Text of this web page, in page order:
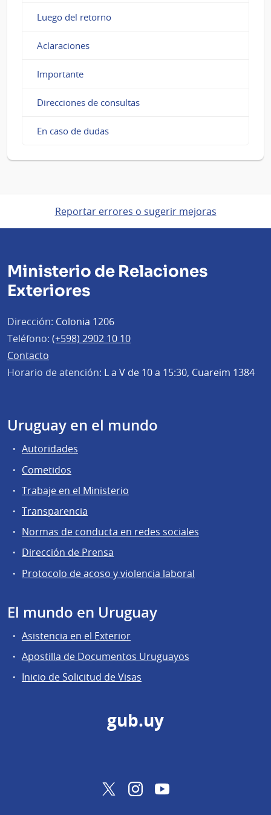
Luego del retorno
Aclaraciones
Importante
Direcciones de consultas
En caso de dudas
Reportar errores o sugerir mejoras
Ministerio de Relaciones
Exteriores
Dirección: Colonia 1206
Teléfono: (+598) 2902 10 10
Contacto
Horario de atención: L a V de 10 a 15:30, Cuareim 1384
Uruguay en el mundo
Autoridades
Cometidos
Trabaje en el Ministerio
Transparencia
Normas de conducta en redes sociales
Dirección de Prensa
Protocolo de acoso y violencia laboral
El mundo en Uruguay
Asistencia en el Exterior
Apostilla de Documentos Uruguayos
Inicio de Solicitud de Visas
gub.uy
TwitterInstagramYouTube